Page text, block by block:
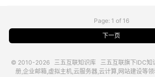
Page: 1 of 16
下一页
© 2010-2026 三五互联知识库 三五互联旗下IDC知
册,企业邮箱,虚拟主机,云服务器,云计算,网站建设等领